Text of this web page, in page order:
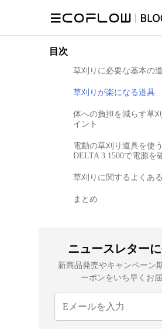
目次
草刈りに必要な基本の
草刈りが楽になる道具
体への負担を減らす草
イント
電動の草刈り道具を使
DELTA 3 1500で電源を
草刈りに関するよくあ
まとめ
ニュースレター
新商品発売やキャンペーン
ーポンをいち早くお